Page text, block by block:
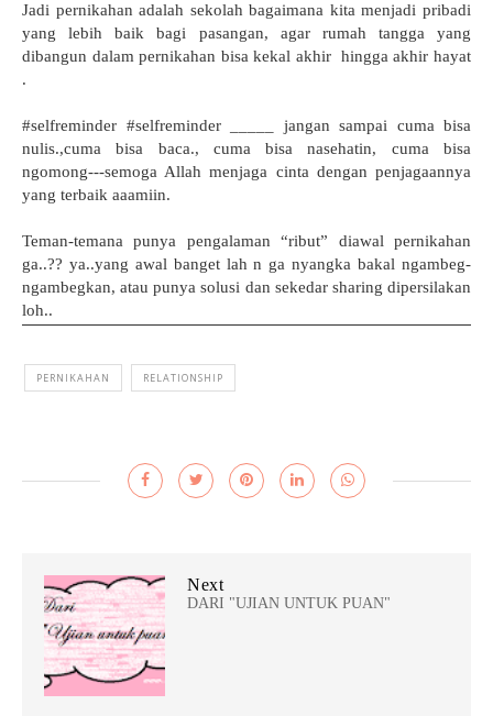
Jadi pernikahan adalah sekolah bagaimana kita menjadi pribadi
yang lebih baik bagi pasangan, agar rumah tangga yang
dibangun dalam pernikahan bisa kekal akhir hingga akhir hayat
.
#selfreminder #selfreminder _____ jangan sampai cuma bisa
nulis.,cuma bisa baca., cuma bisa nasehatin, cuma bisa
ngomong---semoga Allah menjaga cinta dengan penjagaannya
yang terbaik aaamiin.
Teman-temana punya pengalaman “ribut” diawal pernikahan
ga..?? ya..yang awal banget lah n ga nyangka bakal ngambeg-
ngambegkan, atau punya solusi dan sekedar sharing dipersilakan
loh..
PERNIKAHAN RELATIONSHIP
Next
DARI "UJIAN UNTUK PUAN"